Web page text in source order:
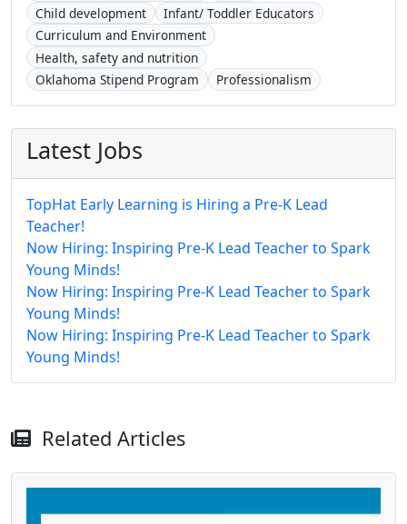
Child development
Infant/ Toddler Educators
Curriculum and Environment
Health, safety and nutrition
Oklahoma Stipend Program
Professionalism
Latest Jobs
TopHat Early Learning is Hiring a Pre-K Lead
Teacher!
Now Hiring: Inspiring Pre-K Lead Teacher to Spark
Young Minds!
Now Hiring: Inspiring Pre-K Lead Teacher to Spark
Young Minds!
Now Hiring: Inspiring Pre-K Lead Teacher to Spark
Young Minds!
Related Articles